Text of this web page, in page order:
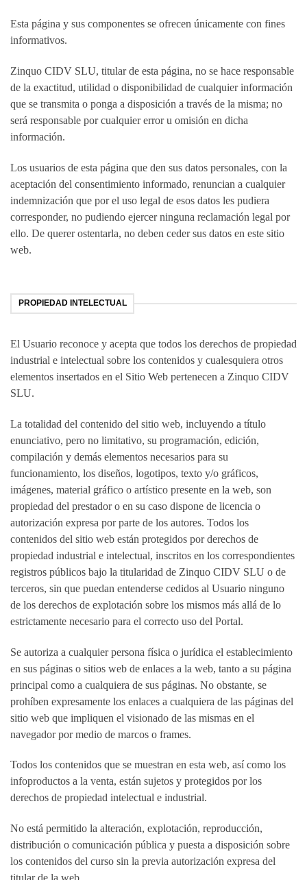
Esta página y sus componentes se ofrecen únicamente con fines
informativos.
Zinquo CIDV SLU, titular de esta página, no se hace responsable
de la exactitud, utilidad o disponibilidad de cualquier información
que se transmita o ponga a disposición a través de la misma; no
será responsable por cualquier error u omisión en dicha
información.
Los usuarios de esta página que den sus datos personales, con la
aceptación del consentimiento informado, renuncian a cualquier
indemnización que por el uso legal de esos datos les pudiera
corresponder, no pudiendo ejercer ninguna reclamación legal por
ello. De querer ostentarla, no deben ceder sus datos en este sitio
web.
PROPIEDAD INTELECTUAL
El Usuario reconoce y acepta que todos los derechos de propiedad
industrial e intelectual sobre los contenidos y cualesquiera otros
elementos insertados en el Sitio Web pertenecen a Zinquo CIDV
SLU.
La totalidad del contenido del sitio web, incluyendo a título
enunciativo, pero no limitativo, su programación, edición,
compilación y demás elementos necesarios para su
funcionamiento, los diseños, logotipos, texto y/o gráficos,
imágenes, material gráfico o artístico presente en la web, son
propiedad del prestador o en su caso dispone de licencia o
autorización expresa por parte de los autores. Todos los
contenidos del sitio web están protegidos por derechos de
propiedad industrial e intelectual, inscritos en los correspondientes
registros públicos bajo la titularidad de Zinquo CIDV SLU o de
terceros, sin que puedan entenderse cedidos al Usuario ninguno
de los derechos de explotación sobre los mismos más allá de lo
estrictamente necesario para el correcto uso del Portal.
Se autoriza a cualquier persona física o jurídica el establecimiento
en sus páginas o sitios web de enlaces a la web, tanto a su página
principal como a cualquiera de sus páginas. No obstante, se
prohíben expresamente los enlaces a cualquiera de las páginas del
sitio web que impliquen el visionado de las mismas en el
navegador por medio de marcos o frames.
Todos los contenidos que se muestran en esta web, así como los
infoproductos a la venta, están sujetos y protegidos por los
derechos de propiedad intelectual e industrial.
No está permitido la alteración, explotación, reproducción,
distribución o comunicación pública y puesta a disposición sobre
los contenidos del curso sin la previa autorización expresa del